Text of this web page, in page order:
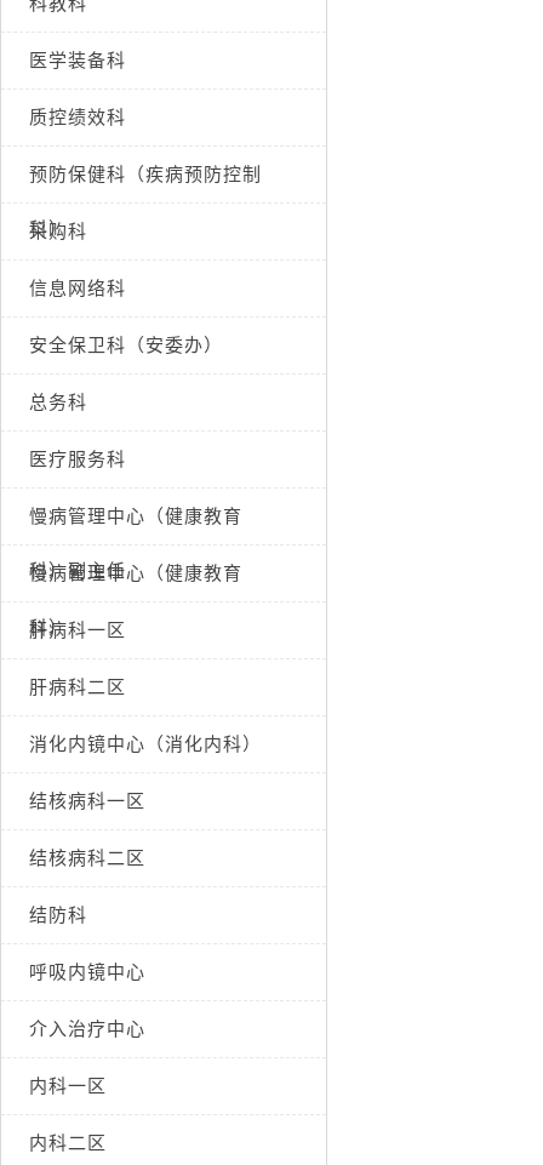
医学装备科
质控绩效科
预防保健科（疾病预防控制
科）
采购科
信息网络科
安全保卫科（安委办）
总务科
医疗服务科
慢病管理中心（健康教育
科）副主任
慢病管理中心（健康教育
科）
肝病科一区
肝病科二区
消化内镜中心（消化内科）
结核病科一区
结核病科二区
结防科
呼吸内镜中心
介入治疗中心
内科一区
内科二区